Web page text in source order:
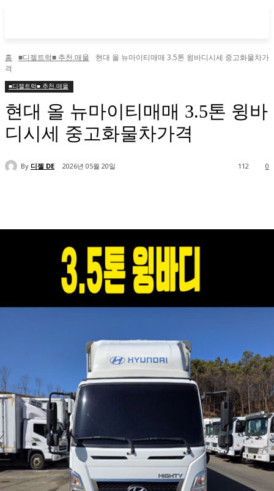
홈 ■디젤트럭■ 추천.매물
현대 올 뉴마이티매매 3.5톤 윙바디시세 중고화물차가
격
■디젤트럭■ 추천.매물
현대 올 뉴마이티매매 3.5톤 윙바
디시세 중고화물차가격
By 디젤 DE 2026년 05월 20일 0
112